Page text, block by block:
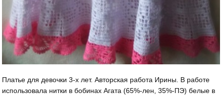
Платье для девочки 3-х лет. Авторская работа Ирины. В работе
использовала нитки в бобинах Агата (65%-лен, 35%-ПЭ) белые в